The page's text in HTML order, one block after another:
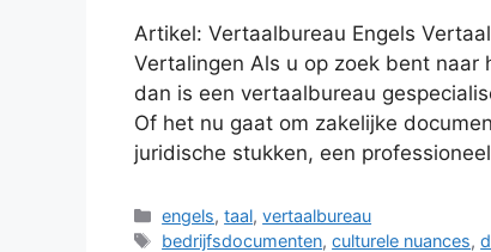
Artikel: Vertaalbureau Engels
Vertalingen Als u op zoek bent naar
dan is een vertaalbureau
Of het nu gaat om zakelijke
juridische stukken, een
Categorieën
engels,taal,vertaalbureau
Tags
bedrijfsdocumenten,culturele nuances,